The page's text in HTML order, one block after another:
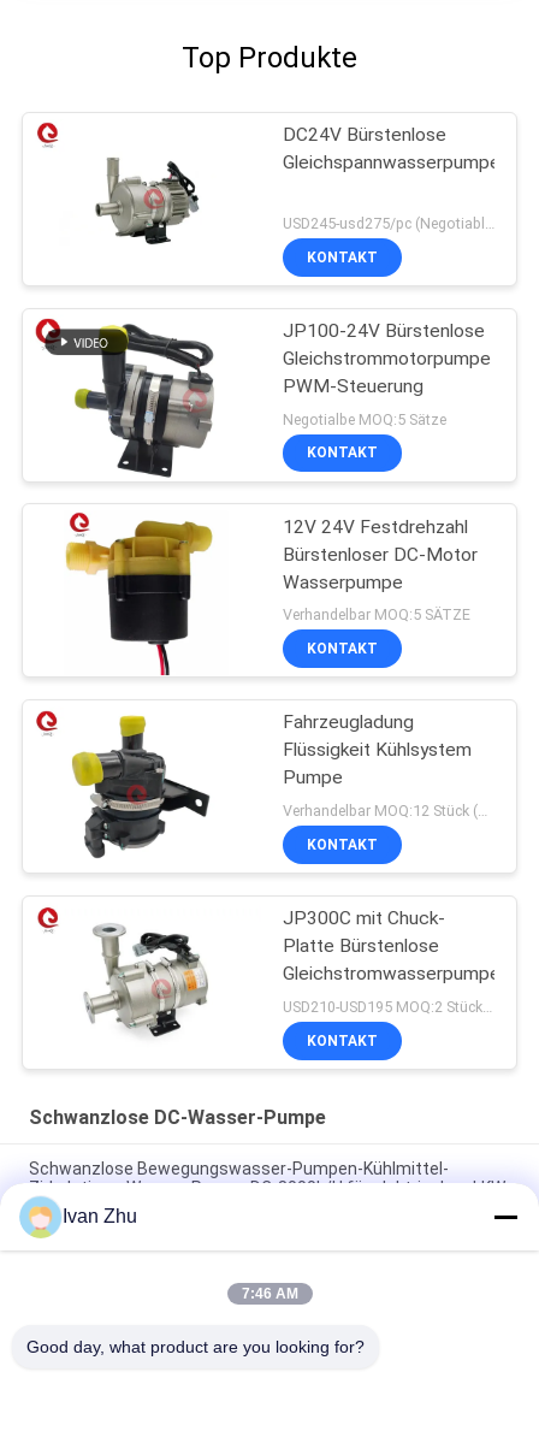
Top Produkte
DC24V Bürstenlose
Gleichspannwasserpumpe
KONTAKT
JP100-24V Bürstenlose
Gleichstrommotorpumpe
PWM-Steuerung
Negotialbe MOQ:5 Sätze
KONTAKT
12V 24V Festdrehzahl
Bürstenloser DC-Motor
Wasserpumpe
Verhandelbar MOQ:5 SÄTZE
KONTAKT
Fahrzeugladung
Flüssigkeit Kühlsystem
Pumpe
Verhandelbar MOQ:12 Stück (Proben verfügbar)
KONTAKT
JP300C mit Chuck-
Platte Bürstenlose
Gleichstromwasserpumpe
KONTAKT
Schwanzlose DC-Wasser-Pumpe
Schwanzlose Bewegungswasser-Pumpen-Kühlmittel-
Zirkulations-Wasser-Pumpe DC-8000L/H für elektrischen LKW
Hauptelektrische Wasser-Hochleistungspumpe 24V 240W
16m für elektrischen Bus
IP67 24VDC schwanzlose DC-Bewegungswasser-Pumpe für
Ivan Zhu
7:46 AM
Good day, what product are you looking for?